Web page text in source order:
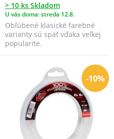
> 10 ks Skladom
U vás doma: streda 12.8.
Obľúbené klasické farebné
varianty sú späť vďaka veľkej
popularite.
-10%